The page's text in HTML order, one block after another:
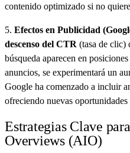
contenido optimizado si no
5. Efectos en Publicidad
descenso del CTR (tasa de clic)
búsqueda aparecen en
anuncios, se experimentará un
Google ha comenzado a incluir
ofreciendo nuevas
Estrategias Clave
Overviews (AIO)